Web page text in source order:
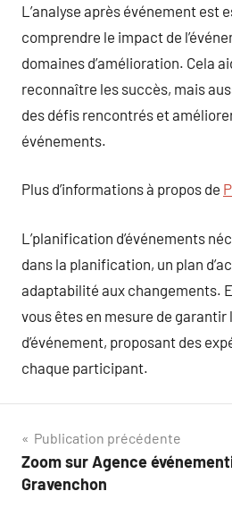
L’analyse après événement est
comprendre le impact de
domaines d’amélioration. Cela
reconnaître les succès, mais
des défis rencontrés et
événements.
Plus d’informations à propos de
L’planification d’événements
dans la planification, un plan
adaptabilité aux changements.
vous êtes en mesure de
d’événement, proposant des
chaque participant.
Navigation
de
Publication précédente
Zoom sur Agence
Gravenchon